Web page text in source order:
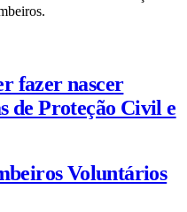
fazer nascer
de Proteção Civil e
Voluntários